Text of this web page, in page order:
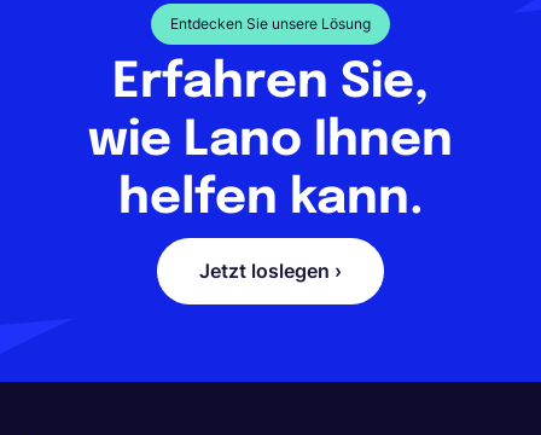
Entdecken Sie unsere Lösung
Erfahren Sie,
wie Lano Ihnen
helfen kann.
Jetzt loslegen ›